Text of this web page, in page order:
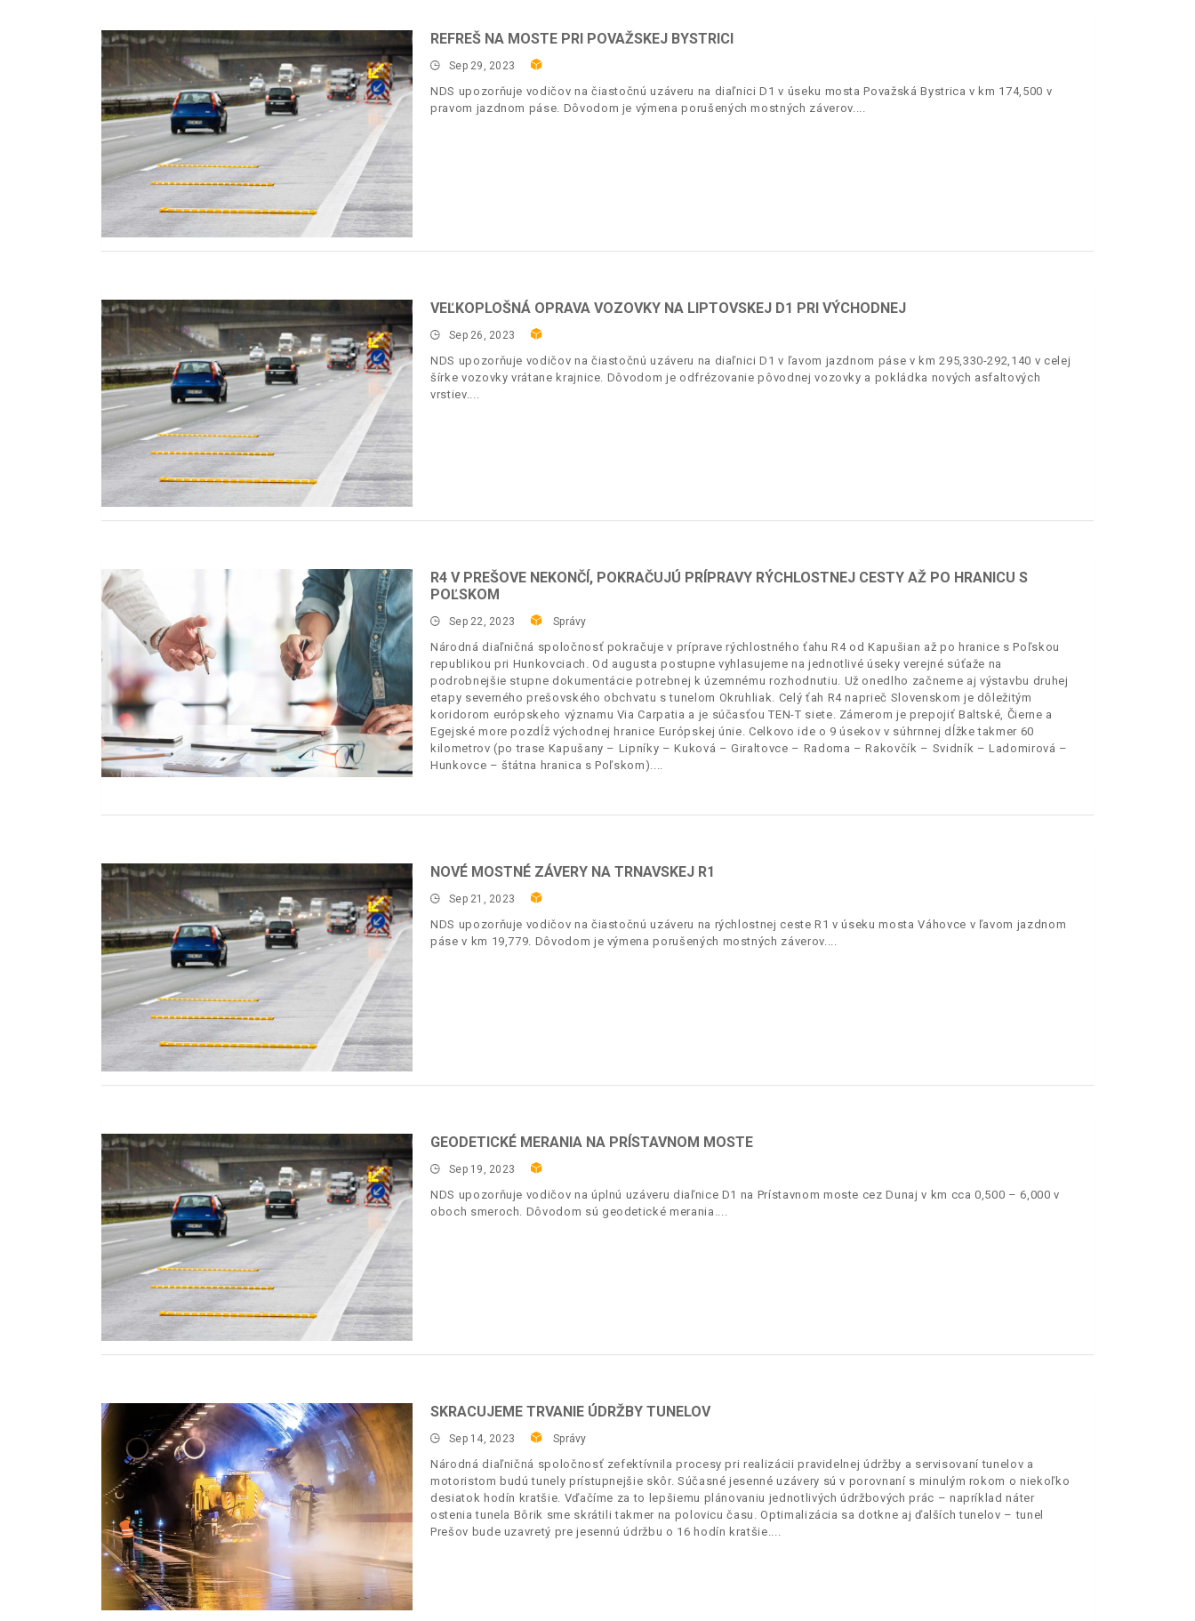
REFREŠ NA MOSTE PRI POVAŽSKEJ BYSTRICI
Sep 29, 2023
NDS upozorňuje vodičov na čiastočnú uzáveru na diaľnici D1 v úseku mosta Považská Bystrica v km 174,500 v
pravom jazdnom páse. Dôvodom je výmena porušených mostných záverov.
VEĽKOPLOŠNÁ OPRAVA VOZOVKY NA LIPTOVSKEJ D1 PRI VÝCHODNEJ
Sep 26, 2023
NDS upozorňuje vodičov na čiastočnú uzáveru na diaľnici D1 v ľavom jazdnom páse v km 295,330-292,140 v celej
šírke vozovky vrátane krajnice. Dôvodom je odfrézovanie pôvodnej vozovky a pokládka nových asfaltových
vrstiev.
R4 V PREŠOVE NEKONČÍ, POKRAČUJÚ PRÍPRAVY RÝCHLOSTNEJ CESTY AŽ PO HRANICU S
POĽSKOM
Sep 22, 2023 Správy
Národná diaľničná spoločnosť pokračuje v príprave rýchlostného ťahu R4 od Kapušian až po hranice s Poľskou
republikou pri Hunkovciach. Od augusta postupne vyhlasujeme na jednotlivé úseky verejné súťaže na
podrobnejšie stupne dokumentácie potrebnej k územnému rozhodnutiu. Už onedlho začneme aj výstavbu druhej
etapy severného prešovského obchvatu s tunelom Okruhliak. Celý ťah R4 naprieč Slovenskom je dôležitým
koridorom európskeho významu Via Carpatia a je súčasťou TEN-T siete. Zámerom je prepojiť Baltské, Čierne a
Egejské more pozdĺž východnej hranice Európskej únie. Celkovo ide o 9 úsekov v súhrnnej dĺžke takmer 60
kilometrov (po trase Kapušany – Lipníky – Kuková – Giraltovce – Radoma – Rakovčík – Svidník – Ladomirová –
Hunkovce – štátna hranica s Poľskom).
NOVÉ MOSTNÉ ZÁVERY NA TRNAVSKEJ R1
Sep 21, 2023
NDS upozorňuje vodičov na čiastočnú uzáveru na rýchlostnej ceste R1 v úseku mosta Váhovce v ľavom jazdnom
páse v km 19,779. Dôvodom je výmena porušených mostných záverov.
GEODETICKÉ MERANIA NA PRÍSTAVNOM MOSTE
Sep 19, 2023
NDS upozorňuje vodičov na úplnú uzáveru diaľnice D1 na Prístavnom moste cez Dunaj v km cca 0,500 – 6,000 v
oboch smeroch. Dôvodom sú geodetické merania.
SKRACUJEME TRVANIE ÚDRŽBY TUNELOV
Sep 14, 2023 Správy
Národná diaľničná spoločnosť zefektívnila procesy pri realizácii pravidelnej údržby a servisovaní tunelov a
motoristom budú tunely prístupnejšie skôr. Súčasné jesenné uzávery sú v porovnaní s minulým rokom o niekoľko
desiatok hodín kratšie. Vďačíme za to lepšiemu plánovaniu jednotlivých údržbových prác – napríklad náter
ostenia tunela Bôrik sme skrátili takmer na polovicu času. Optimalizácia sa dotkne aj ďalších tunelov – tunel
Prešov bude uzavretý pre jesennú údržbu o 16 hodín kratšie.